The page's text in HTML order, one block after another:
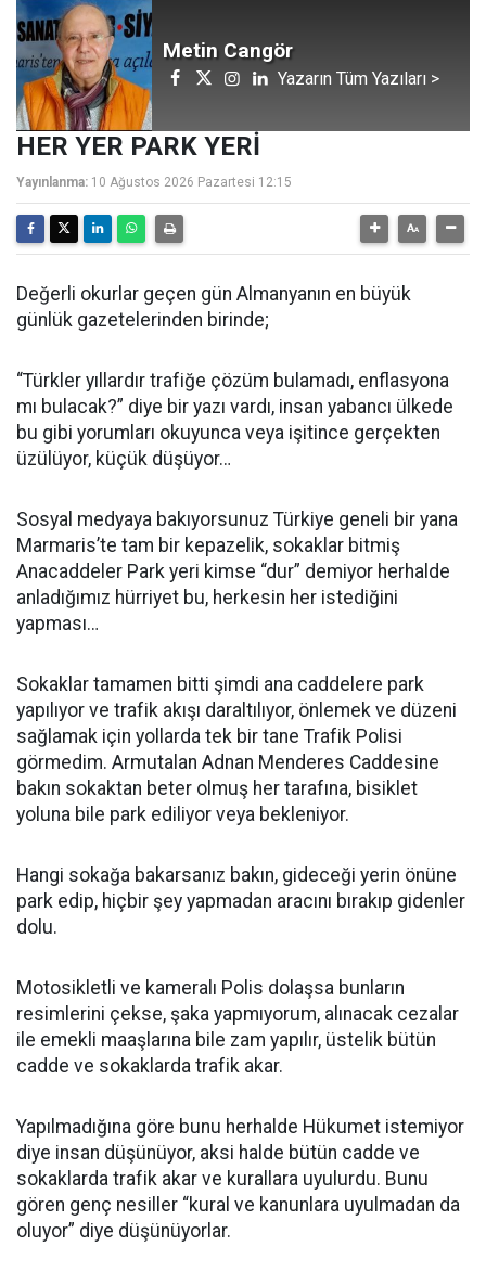
Metin Cangör
Yazarın Tüm Yazıları >
HER YER PARK YERİ
Yayınlanma: 10 Ağustos 2026 Pazartesi 12:15
Değerli okurlar geçen gün Almanyanın en büyük
günlük gazetelerinden birinde;
“Türkler yıllardır trafiğe çözüm bulamadı, enflasyona
mı bulacak?” diye bir yazı vardı, insan yabancı ülkede
bu gibi yorumları okuyunca veya işitince gerçekten
üzülüyor, küçük düşüyor…
Sosyal medyaya bakıyorsunuz Türkiye geneli bir yana
Marmaris’te tam bir kepazelik, sokaklar bitmiş
Anacaddeler Park yeri kimse “dur” demiyor herhalde
anladığımız hürriyet bu, herkesin her istediğini
yapması…
Sokaklar tamamen bitti şimdi ana caddelere park
yapılıyor ve trafik akışı daraltılıyor, önlemek ve düzeni
sağlamak için yollarda tek bir tane Trafik Polisi
görmedim. Armutalan Adnan Menderes Caddesine
bakın sokaktan beter olmuş her tarafına, bisiklet
yoluna bile park ediliyor veya bekleniyor.
Hangi sokağa bakarsanız bakın, gideceği yerin önüne
park edip, hiçbir şey yapmadan aracını bırakıp gidenler
dolu.
Motosikletli ve kameralı Polis dolaşsa bunların
resimlerini çekse, şaka yapmıyorum, alınacak cezalar
ile emekli maaşlarına bile zam yapılır, üstelik bütün
cadde ve sokaklarda trafik akar.
Yapılmadığına göre bunu herhalde Hükumet istemiyor
diye insan düşünüyor, aksi halde bütün cadde ve
sokaklarda trafik akar ve kurallara uyulurdu. Bunu
gören genç nesiller “kural ve kanunlara uyulmadan da
oluyor” diye düşünüyorlar.